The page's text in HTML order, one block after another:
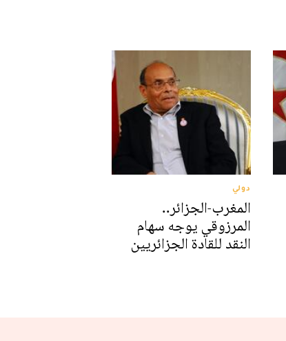
دولي
المغرب-الجزائر..
المرزوقي يوجه سهام
النقد للقادة الجزائريين